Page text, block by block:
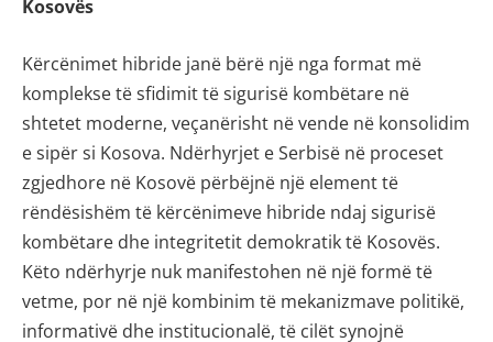
Kosovës
Kërcënimet hibride janë bërë një nga format më
komplekse të sfidimit të sigurisë kombëtare në
shtetet moderne, veçanërisht në vende në konsolidim
e sipër si Kosova. Ndërhyrjet e Serbisë në proceset
zgjedhore në Kosovë përbëjnë një element të
rëndësishëm të kërcënimeve hibride ndaj sigurisë
kombëtare dhe integritetit demokratik të Kosovës.
Këto ndërhyrje nuk manifestohen në një formë të
vetme, por në një kombinim të mekanizmave politikë,
informativë dhe institucionalë, të cilët synojnë